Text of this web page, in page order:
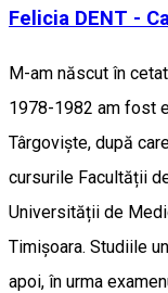
Felicia DENT -
M-am născut în
1978-1982 am fost
Târgoviște, după
cursurile Facultății
Universității de
Timișoara. Studiile
apoi, în urma